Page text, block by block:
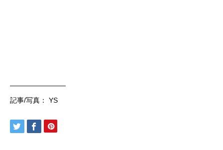
————————
記事/写真： YS